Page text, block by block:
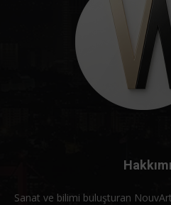
Sanat ve bilimi buluşturan